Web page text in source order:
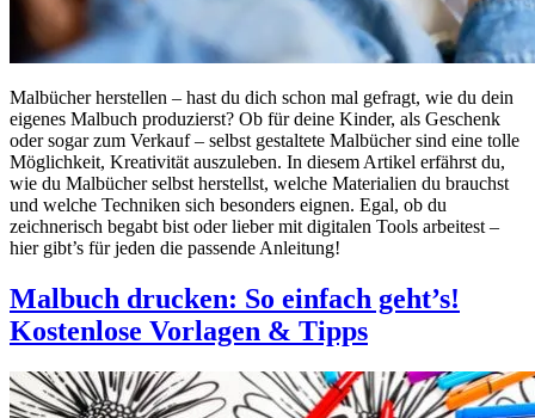
Malbücher herstellen – hast du dich schon mal gefragt, wie du dein
eigenes Malbuch produzierst? Ob für deine Kinder, als Geschenk
oder sogar zum Verkauf – selbst gestaltete Malbücher sind eine tolle
Möglichkeit, Kreativität auszuleben. In diesem Artikel erfährst du,
wie du Malbücher selbst herstellst, welche Materialien du brauchst
und welche Techniken sich besonders eignen. Egal, ob du
zeichnerisch begabt bist oder lieber mit digitalen Tools arbeitest –
hier gibt’s für jeden die passende Anleitung!
Malbuch drucken: So einfach geht’s!
Kostenlose Vorlagen & Tipps